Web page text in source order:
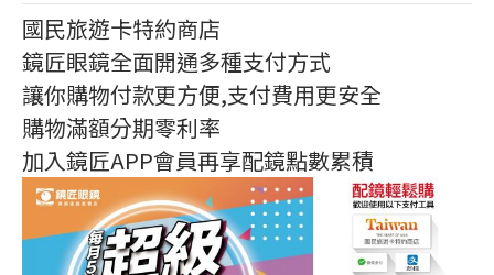
國民旅遊卡特約商店
鏡匠眼鏡全面開通多種支付方式
讓你購物付款更方便,支付費用更安全
購物滿額分期零利率
加入鏡匠APP會員再享配鏡點數累積